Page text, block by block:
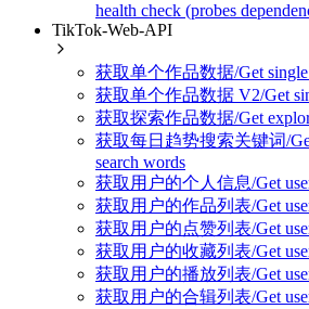
health check (probes
TikTok-Web-API
获取单个作品数据/Get single
获取单个作品数据 V2/Get
获取探索作品数据/Get
获取每日趋势搜索关键词/
search words
获取用户的个人信息/Get
获取用户的作品列表/Get
获取用户的点赞列表/Get
获取用户的收藏列表/Get
获取用户的播放列表/Get
获取用户的合辑列表/Get